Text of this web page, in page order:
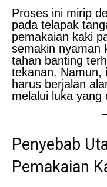
Proses ini mirip
pada telapak
pemakaian kaki
semakin nyaman
tahan banting
tekanan. Namun,
harus berjalan
melalui luka yang
Penyebab
Pemakaian